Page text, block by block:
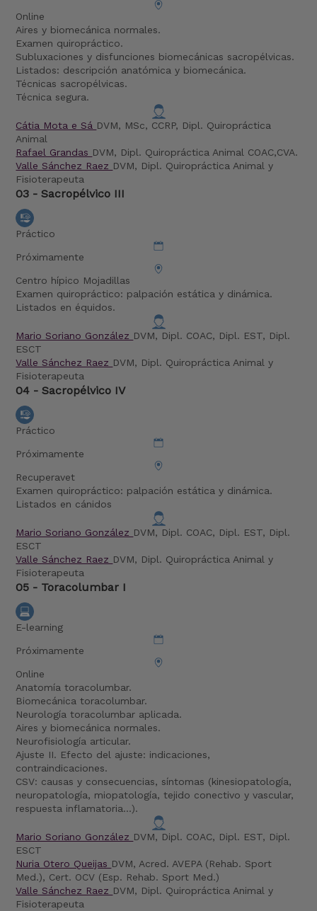
Online
Aires y biomecánica normales.
Examen quiropráctico.
Subluxaciones y disfunciones biomecánicas sacropélvicas.
Listados: descripción anatómica y biomecánica.
Técnicas sacropélvicas.
Técnica segura.
Cátia Mota e Sá DVM, MSc, CCRP, Dipl. Quiropráctica
Animal
Rafael Grandas DVM, Dipl. Quiropráctica Animal COAC,CVA.
Valle Sánchez Raez DVM, Dipl. Quiropráctica Animal y
Fisioterapeuta
03 - Sacropélvico III
Práctico
Próximamente
Centro hípico Mojadillas
Examen quiropráctico: palpación estática y dinámica.
Listados en équidos.
Mario Soriano González DVM, Dipl. COAC, Dipl. EST, Dipl.
ESCT
Valle Sánchez Raez DVM, Dipl. Quiropráctica Animal y
Fisioterapeuta
04 - Sacropélvico IV
Práctico
Próximamente
Recuperavet
Examen quiropráctico: palpación estática y dinámica.
Listados en cánidos
Mario Soriano González DVM, Dipl. COAC, Dipl. EST, Dipl.
ESCT
Valle Sánchez Raez DVM, Dipl. Quiropráctica Animal y
Fisioterapeuta
05 - Toracolumbar I
E-learning
Próximamente
Online
Anatomía toracolumbar.
Biomecánica toracolumbar.
Neurología toracolumbar aplicada.
Aires y biomecánica normales.
Neurofisiología articular.
Ajuste II. Efecto del ajuste: indicaciones,
contraindicaciones.
CSV: causas y consecuencias, síntomas (kinesiopatología,
neuropatología, miopatología, tejido conectivo y vascular,
respuesta inflamatoria...).
Mario Soriano González DVM, Dipl. COAC, Dipl. EST, Dipl.
ESCT
Nuria Otero Queijas DVM, Acred. AVEPA (Rehab. Sport
Med.), Cert. OCV (Esp. Rehab. Sport Med.)
Valle Sánchez Raez DVM, Dipl. Quiropráctica Animal y
Fisioterapeuta